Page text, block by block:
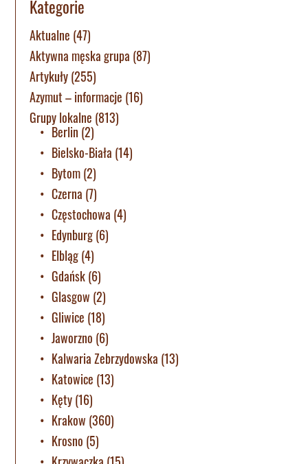
Kategorie
Aktualne (47)
Aktywna męska grupa (87)
Artykuły(255)
Azymut – informacje (16)
Grupy lokalne (813)
Berlin (2)
Bielsko-Biała (14)
Bytom(2)
Czerna (7)
Częstochowa (4)
Edynburg(6)
Elbląg(4)
Gdańsk(6)
Glasgow (2)
Gliwice (18)
Jaworzno (6)
Kalwaria Zebrzydowska (13)
Katowice (13)
Kęty(16)
Krakow (360)
Krosno (5)